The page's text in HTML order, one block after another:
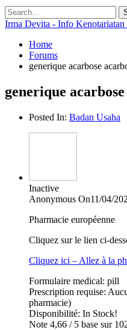
Irma Devita - Info Kenotariatan
Home
Forums
generique acarbose
generique
Posted In: Badan Usaha
Inactive
Anonymous On11/04/
Pharmacie européenne
Cliquez sur le lien ci-
Cliquez ici – Allez à la
Formulaire medical: pill
Prescription requise:
pharmacie)
Disponibilité: In Stock!
Note 4,66 / 5 base sur